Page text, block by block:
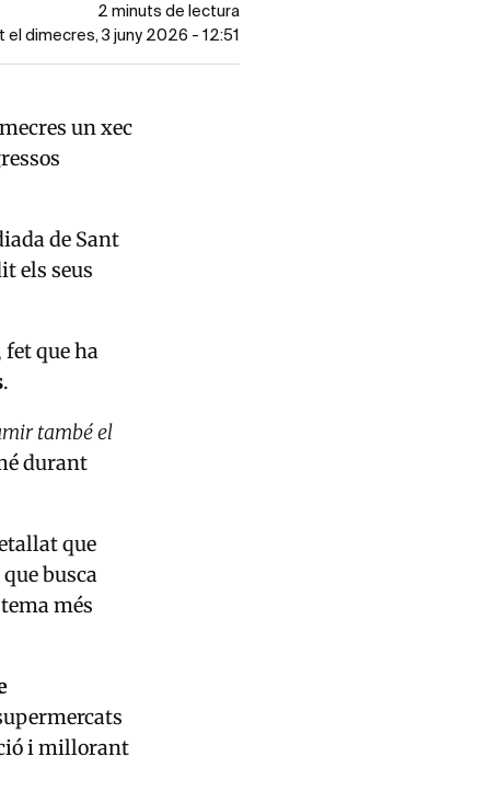
2 minuts de lectura
el dimecres, 3 juny 2026 - 12:51
un xec
de Sant
els seus
fet que ha
.
també el
durant
que
busca
més
i millorant